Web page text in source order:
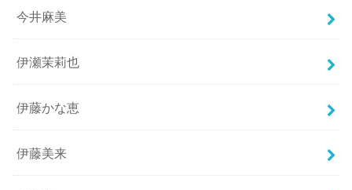
今井麻美
伊瀬茉莉也
伊藤かな恵
伊藤美来